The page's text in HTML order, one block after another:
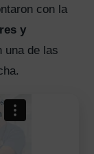
con la
y
una de las